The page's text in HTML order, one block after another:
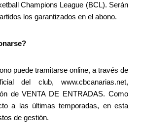
Champions League (BCL). Serán
los garantizados en el abono.
puede tramitarse online, a través de
del club, www.cbcanarias.net,
de VENTA DE ENTRADAS. Como
a las últimas temporadas, en esta
de gestión.